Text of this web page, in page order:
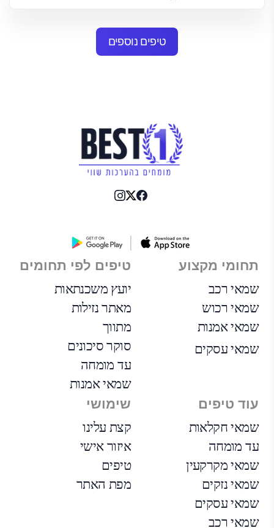
טיפים נוספים
תחומי מקצוע
שמאי רכב
שמאי רכוש
שמאי אמנות
שמאי עסקים
טיפים לפי תחומים
יועץ משכנתאות
מאתר נזילות
מתווך
סוקר סיכונים
עד מומחה
שמאי אמנות
עוד טיפים
שמאי חקלאות
עד מומחה
שמאי מקרקעין
שמאי נזקים
שמאי עסקים
שמאי רכב
שימושי
קצת עלינו
איזור אישי
טיפים
מפת האתר